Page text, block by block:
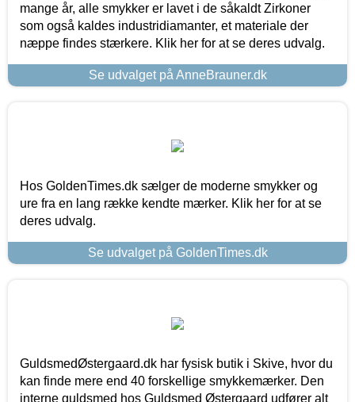
mange år, alle smykker er lavet i de såkaldt Zirkoner
som også kaldes industridiamanter, et materiale der
næppe findes stærkere. Klik her for at se deres udvalg.
Se udvalget på AnneBrauner.dk
Hos GoldenTimes.dk sælger de moderne smykker og
ure fra en lang række kendte mærker. Klik her for at se
deres udvalg.
Se udvalget på GoldenTimes.dk
GuldsmedØstergaard.dk har fysisk butik i Skive, hvor du
kan finde mere end 40 forskellige smykkemærker. Den
interne guldsmed hos Guldsmed Østergaard udfører alt